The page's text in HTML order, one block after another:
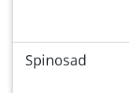
Spinosad